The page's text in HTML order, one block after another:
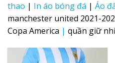
thao | In áo bóng đá | Áo
manchester united 2021-
Copa America | quần giữ